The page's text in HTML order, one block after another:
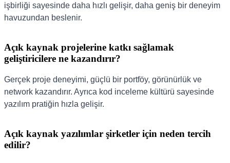
işbirliği sayesinde daha hızlı gelişir, daha geniş bir deneyim
havuzundan beslenir.
Açık kaynak projelerine katkı sağlamak
geliştiricilere ne kazandırır?
Gerçek proje deneyimi, güçlü bir portföy, görünürlük ve
network kazandırır. Ayrıca kod inceleme kültürü sayesinde
yazılım pratiğin hızla gelişir.
Açık kaynak yazılımlar şirketler için neden tercih
edilir?